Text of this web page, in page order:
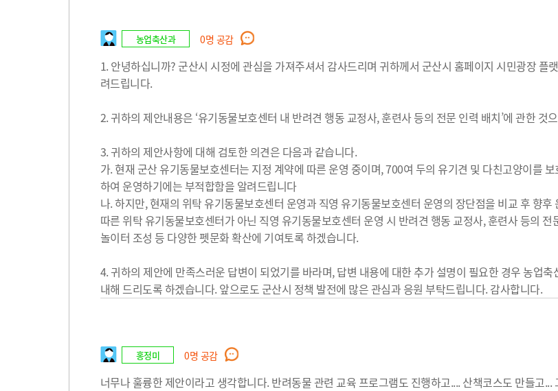
농업축산과 0명 공감
1. 안녕하십니까? 군산시 시정에 관심을 가져주셔서 감사드리며 귀하께서 군산시 홈페이지 시민광장 플
려드립니다.
2. 귀하의 제안내용은 ‘유기동물보호센터 내 반려견 행동 교정사, 훈련사 등의 전문 인력 배치’에 관한 것
3. 귀하의 제안사항에 대해 검토한 의견은 다음과 같습니다.
가. 현재 군산 유기동물보호센터는 지정 계약에 따른 운영 중이며, 700여 두의 유기견 및 다친고양이를
하여 운영하기에는 부적합함을 알려드립니다
나. 하지만, 현재의 위탁 유기동물보호센터 운영과 직영 유기동물보호센터 운영의 장단점을 비교 후 향
따른 위탁 유기동물보호센터가 아닌 직영 유기동물보호센터 운영 시 반려견 행동 교정사, 훈련사 등의
놀이터 조성 등 다양한 펫문화 확산에 기여토록 하겠습니다.
4. 귀하의 제안에 만족스러운 답변이 되었기를 바라며, 답변 내용에 대한 추가 설명이 필요한 경우 농
내해 드리도록 하겠습니다. 앞으로도 군산시 정책 발전에 많은 관심과 응원 부탁드립니다. 감사합니다.
홍정미 0명 공감
너무나 훌륭한 제안이라고 생각합니다. 반려동물 관련 교육 프로그램도 진행하고.... 산책코스도 만들고